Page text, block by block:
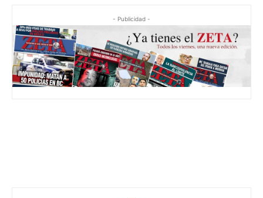
- Publicidad -